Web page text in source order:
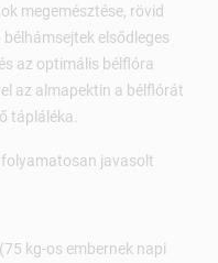
megemésztése, rövid
elsődleges
az optimális bélflóra
az almapektin a bélflórát
tápláléka.
javasolt
kg-os embernek napi